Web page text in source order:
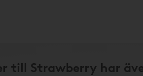
till Strawberry har